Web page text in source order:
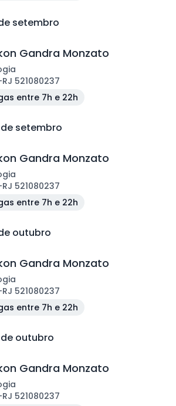
setembro
Gandra Monzato
RJ 521080237
entre 7h e 22h
setembro
Gandra Monzato
RJ 521080237
entre 7h e 22h
outubro
Gandra Monzato
RJ 521080237
entre 7h e 22h
outubro
Gandra Monzato
RJ 521080237